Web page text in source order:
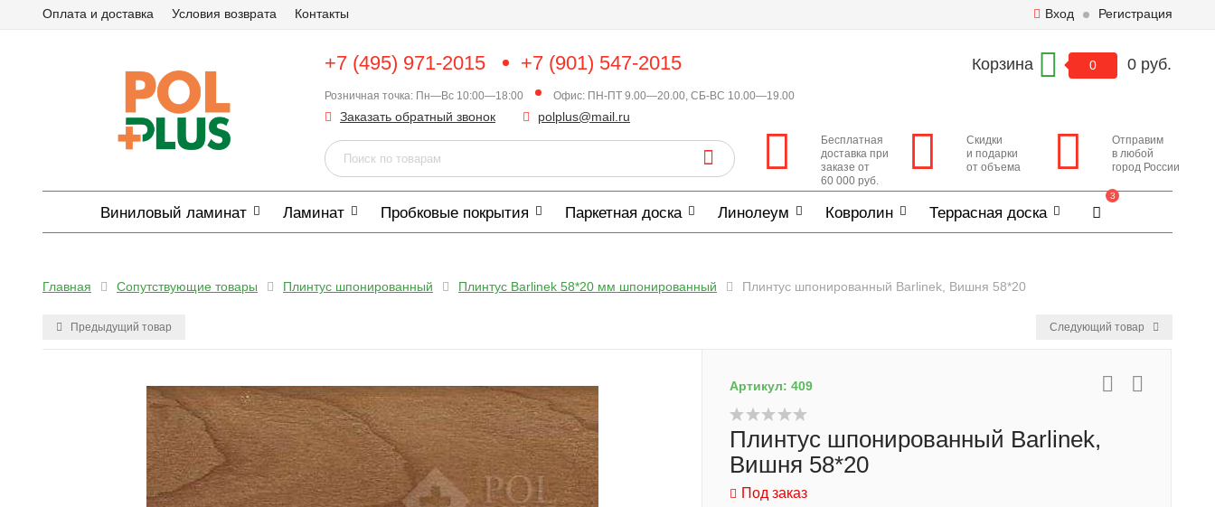
Оплата и доставка Условия возврата Контакты Вход Регистрация
+7 (495) 971-2015 +7 (901) 547-2015
Розничная точка: Пн—Вс 10:00—18:00 Офис: ПН-ПТ 9.00—20.00, СБ-ВС 10.00—19.00
Заказать обратный звонок polplus@mail.ru
Корзина 0 0 руб.
Бесплатная
доставка при
заказе от
60 000 руб.
Скидки
и подарки
от объема
Отправим
в любой
город России
Виниловый ламинат Ламинат Пробковые покрытия Паркетная доска Линолеум Ковролин Террасная доска
3
Главная Сопутствующие товары Плинтус шпонированный Плинтус Barlinek 58*20 мм шпонированный Плинтус шпонированный Barlinek, Вишня 58*20
Предыдущий товар Следующий товар
Артикул: 409
Плинтус шпонированный Barlinek,
Вишня 58*20
Под заказ